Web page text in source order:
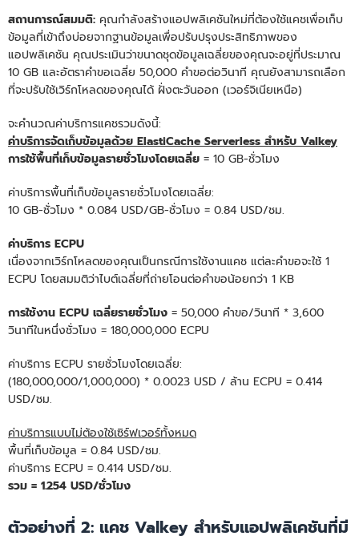
สถานการณ์สมมติ: คุณกําลังสร้างแอปพลิเคชันใหม่ที่ต้องใช้แคชเพื่อเก็บ
ข้อมูลที่เข้าถึงบ่อยจากฐานข้อมูลเพื่อปรับปรุงประสิทธิภาพของ
แอปพลิเคชัน คุณประเมินว่าขนาดชุดข้อมูลเฉลี่ยของคุณจะอยู่ที่ประมาณ
10 GB และอัตราคําขอเฉลี่ย 50,000 คําขอต่อวินาที คุณยังสามารถเลือก
ที่จะปรับใช้เวิร์กโหลดของคุณได้ ฝั่งตะวันออก (เวอร์จิเนียเหนือ)
จะคำนวณค่าบริการแคชรวมดังนี้:
ค่าบริการจัดเก็บข้อมูลด้วย ElastiCache Serverless สำหรับ Valkey
การใช้พื้นที่เก็บข้อมูลรายชั่วโมงโดยเฉลี่ย = 10 GB-ชั่วโมง
ค่าบริการพื้นที่เก็บข้อมูลรายชั่วโมงโดยเฉลี่ย:
10 GB-ชั่วโมง * 0.084 USD/GB-ชั่วโมง = 0.84 USD/ชม.
ค่าบริการ ECPU
เนื่องจากเวิร์กโหลดของคุณเป็นกรณีการใช้งานแคช แต่ละคําขอจะใช้ 1
ECPU โดยสมมติว่าไบต์เฉลี่ยที่ถ่ายโอนต่อคําขอน้อยกว่า 1 KB
การใช้งาน ECPU เฉลี่ยรายชั่วโมง = 50,000 คําขอ/วินาที * 3,600
วินาทีในหนึ่งชั่วโมง = 180,000,000 ECPU
ค่าบริการ ECPU รายชั่วโมงโดยเฉลี่ย:
(180,000,000/1,000,000) * 0.0023 USD / ล้าน ECPU = 0.414
USD/ชม.
ค่าบริการแบบไม่ต้องใช้เซิร์ฟเวอร์ทั้งหมด
พื้นที่เก็บข้อมูล = 0.84 USD/ชม.
ค่าบริการ ECPU = 0.414 USD/ชม.
รวม = 1.254 USD/ชั่วโมง
ตัวอย่างที่ 2: แคช Valkey สําหรับแอปพลิเคชันที่มี